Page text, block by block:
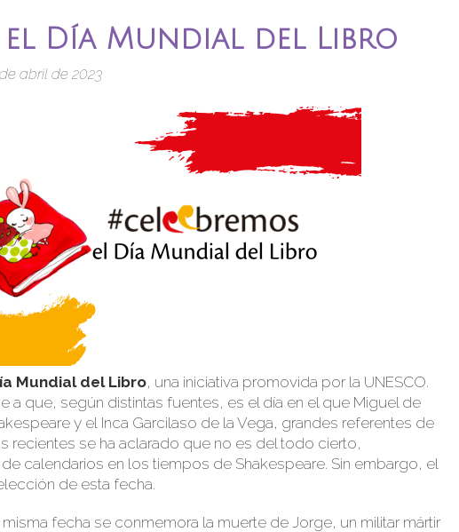
el Día Mundial del Libro
abril de 2023
Mundial del Libro, una iniciativa promovida por la UNESCO.
a que, según distintas fuentes, es el día en el que Miguel de
y el Inca Garcilaso de la Vega, grandes referentes de
recientes se ha aclarado que no es del todo cierto,
calendarios en los tiempos de Shakespeare. Sin embargo, el
de esta fecha.
fecha se conmemora la muerte de Jorge, un militar mártir